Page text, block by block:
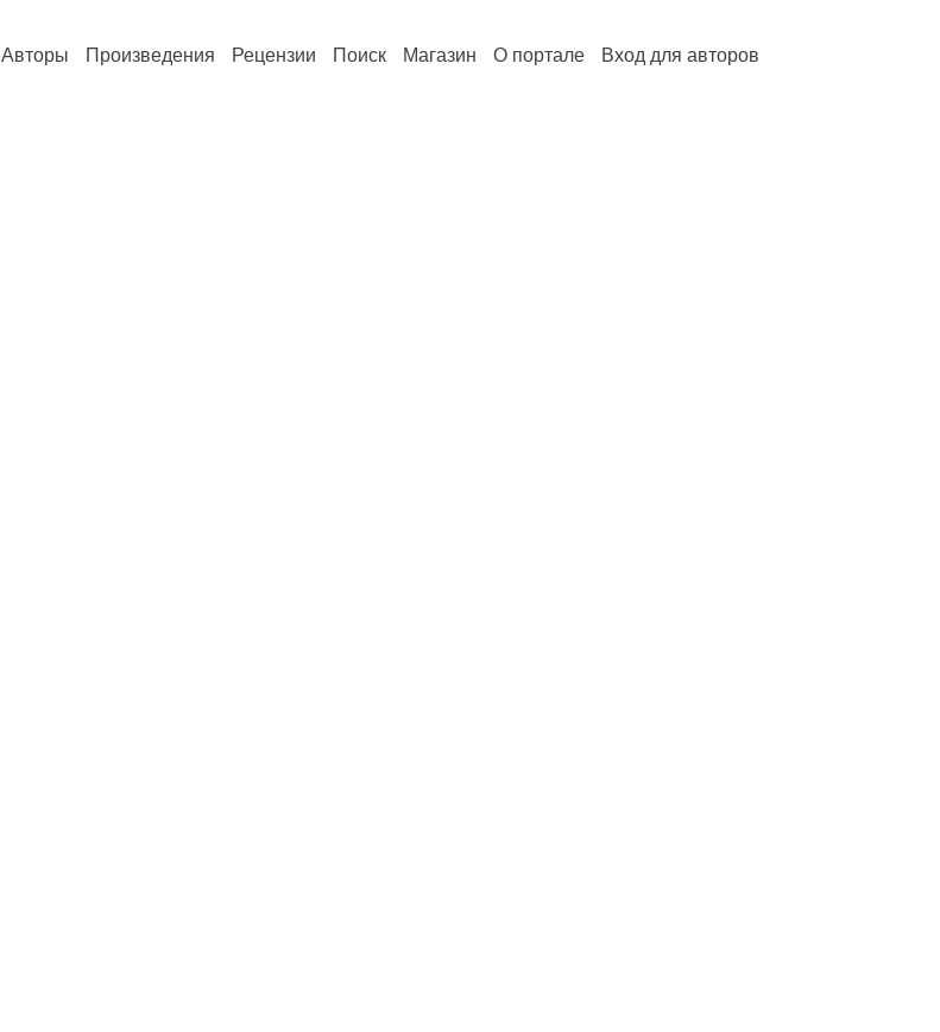
Авторы Произведения Рецензии Поиск Магазин О портале Вход для авторов